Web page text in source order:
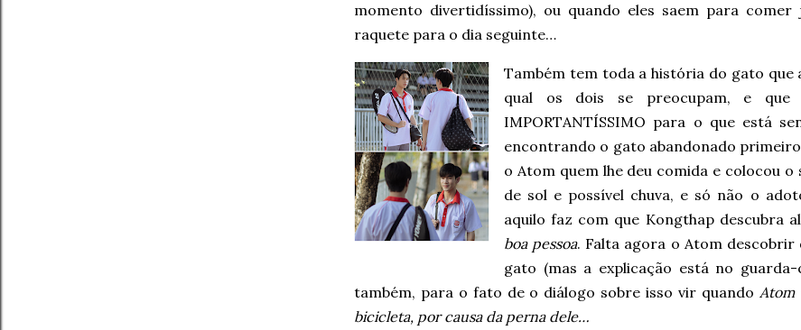
momento divertidíssimo), ou quando eles saem para
raquete para o dia seguinte…
Também tem toda a história do gato que
qual os dois se preocupam, e
IMPORTANTÍSSIMO para o que está
encontrando o gato abandonado
o Atom quem lhe deu comida e colocou
de sol e possível chuva, e só não o
aquilo faz com que Kongthap descubra
boa pessoa. Falta agora o Atom descobrir
gato (mas a explicação está no guarda-
também, para o fato de o diálogo sobre isso vir quando Atom
bicicleta, por causa da perna dele…